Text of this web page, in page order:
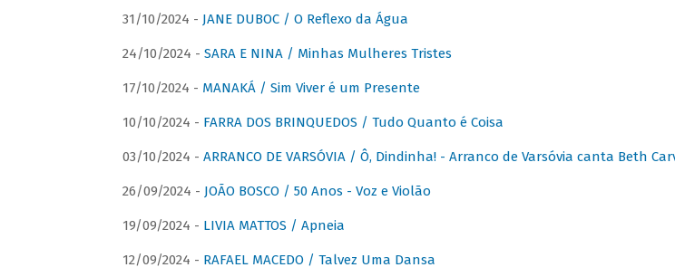
31/10/2024 - JANE DUBOC / O Reflexo da Água
24/10/2024 - SARA E NINA / Minhas Mulheres Tristes
17/10/2024 - MANAKÁ / Sim Viver é um Presente
10/10/2024 - FARRA DOS BRINQUEDOS / Tudo Quanto é Coisa
03/10/2024 - ARRANCO DE VARSÓVIA / Ô, Dindinha! - Arranco de Varsóvia canta Beth
26/09/2024 - JOÃO BOSCO / 50 Anos - Voz e Violão
19/09/2024 - LIVIA MATTOS / Apneia
12/09/2024 - RAFAEL MACEDO / Talvez Uma Dansa